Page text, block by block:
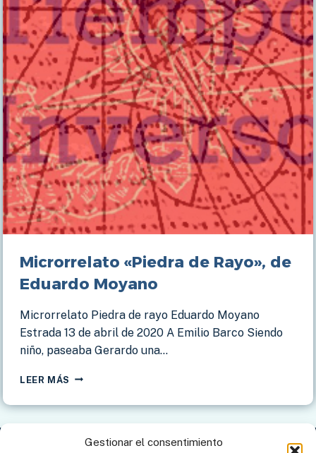
Gestionar el consentimiento
Microrrelato «Piedra de Rayo», de
Eduardo Moyano
Microrrelato Piedra de rayo Eduardo Moyano
Estrada 13 de abril de 2020 A Emilio Barco Siendo
niño, paseaba Gerardo una…
LEER MÁS MICRORRELATO
DE
EDUARDO